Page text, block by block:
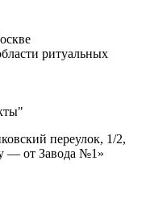
ритуальных
переулок, 1/2,
— от Завода №1»